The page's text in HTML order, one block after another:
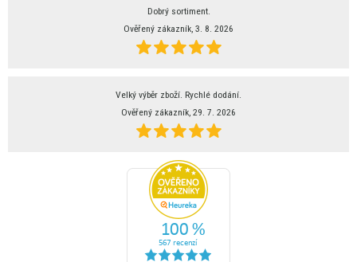
Dobrý sortiment.
Ověřený zákazník, 3. 8. 2026
Velký výběr zboží. Rychlé dodání.
Ověřený zákazník, 29. 7. 2026